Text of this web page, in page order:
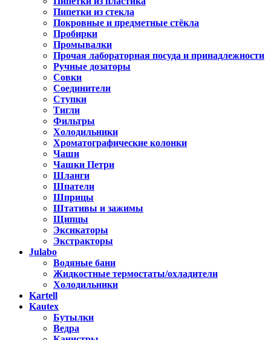
Пипетки из стекла
Покровные и предметные стёкла
Пробирки
Промывалки
Прочая лабораторная посуда и принадлежности
Ручные дозаторы
Совки
Соединители
Ступки
Тигли
Фильтры
Холодильники
Хроматографические колонки
Чаши
Чашки Петри
Шланги
Шпатели
Шприцы
Штативы и зажимы
Щипцы
Эксикаторы
Экстракторы
Julabo
Водяные бани
Жидкостные термостаты/охладители
Холодильники
Kartell
Kautex
Бутылки
Ведра